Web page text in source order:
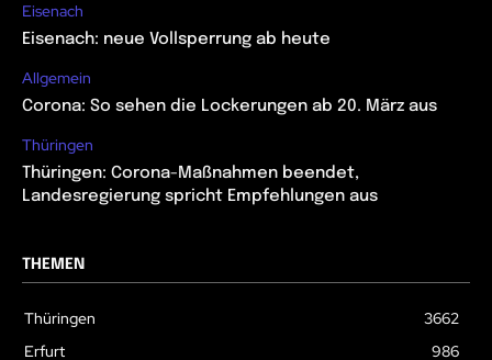
Eisenach
Eisenach: neue Vollsperrung ab heute
Allgemein
Corona: So sehen die Lockerungen ab 20. März aus
Thüringen
Thüringen: Corona-Maßnahmen beendet,
Landesregierung spricht Empfehlungen aus
THEMEN
Thüringen
3662
Erfurt
986